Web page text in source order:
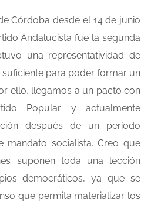
Córdoba desde el 14 de junio
Andalucista fue la segunda
una representatividad de
para poder formar un
ello, llegamos a un pacto con
Popular y actualmente
después de un período
mandato socialista. Creo que
suponen toda una lección
democráticos, ya que se
que permita materializar los